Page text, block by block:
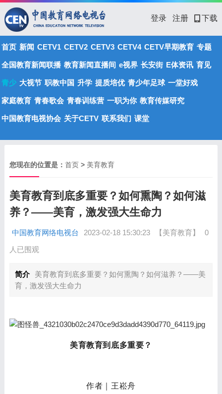
登录 注册 下载
首页 新闻 CETV1 CETV2 CETV3 CETV4 CETV早期教育 专题
全国教育新闻联播 教育新闻直播间 e视界 长安街 E体资讯 育见
青少 大视节 职教中国 升学 提质培优 青少年足球 一堂好戏
家庭教育 青春歌会 青春训练营 一职为你 教育传媒研究
中国教育电视协会 关于CETV 联系我们 课堂
您现在的位置是： 首页> 美育教育
美育教育到底多重要？如何熏陶？如何滋
养？——美育，激发强大生命力
中国教育网络电视台 2023-02-18 15:30:23 【美育教育】
0
人已围观
简介
美育教育到底多重要？如何熏陶？如何滋养？——美
育，激发强大生命力
美育教育到底多重要？
作者｜王崧舟